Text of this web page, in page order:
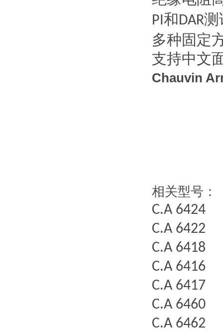
PI和DAR测
多种固定
支持中文
Chauvin
相关型号：
C.A 6424
C.A 6422
C.A 6418
C.A 6416
C.A 6417
C.A 6460
C.A 6462